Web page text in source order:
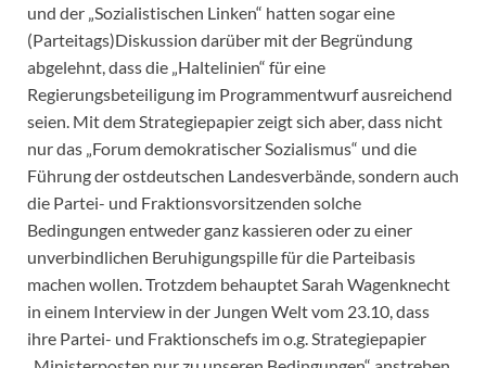
und der „Sozialistischen Linken“ hatten sogar eine
(Parteitags)Diskussion darüber mit der Begründung
abgelehnt, dass die „Haltelinien“ für eine
Regierungsbeteiligung im Programmentwurf ausreichend
seien. Mit dem Strategiepapier zeigt sich aber, dass nicht
nur das „Forum demokratischer Sozialismus“ und die
Führung der ostdeutschen Landesverbände, sondern auch
die Partei- und Fraktionsvorsitzenden solche
Bedingungen entweder ganz kassieren oder zu einer
unverbindlichen Beruhigungspille für die Parteibasis
machen wollen. Trotzdem behauptet Sarah Wagenknecht
in einem Interview in der Jungen Welt vom 23.10, dass
ihre Partei- und Fraktionschefs im o.g. Strategiepapier